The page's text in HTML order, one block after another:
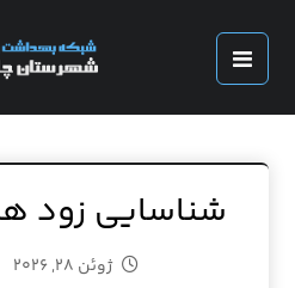
شناسایی زود
ژوئن ۲۸, ۲۰۲۶